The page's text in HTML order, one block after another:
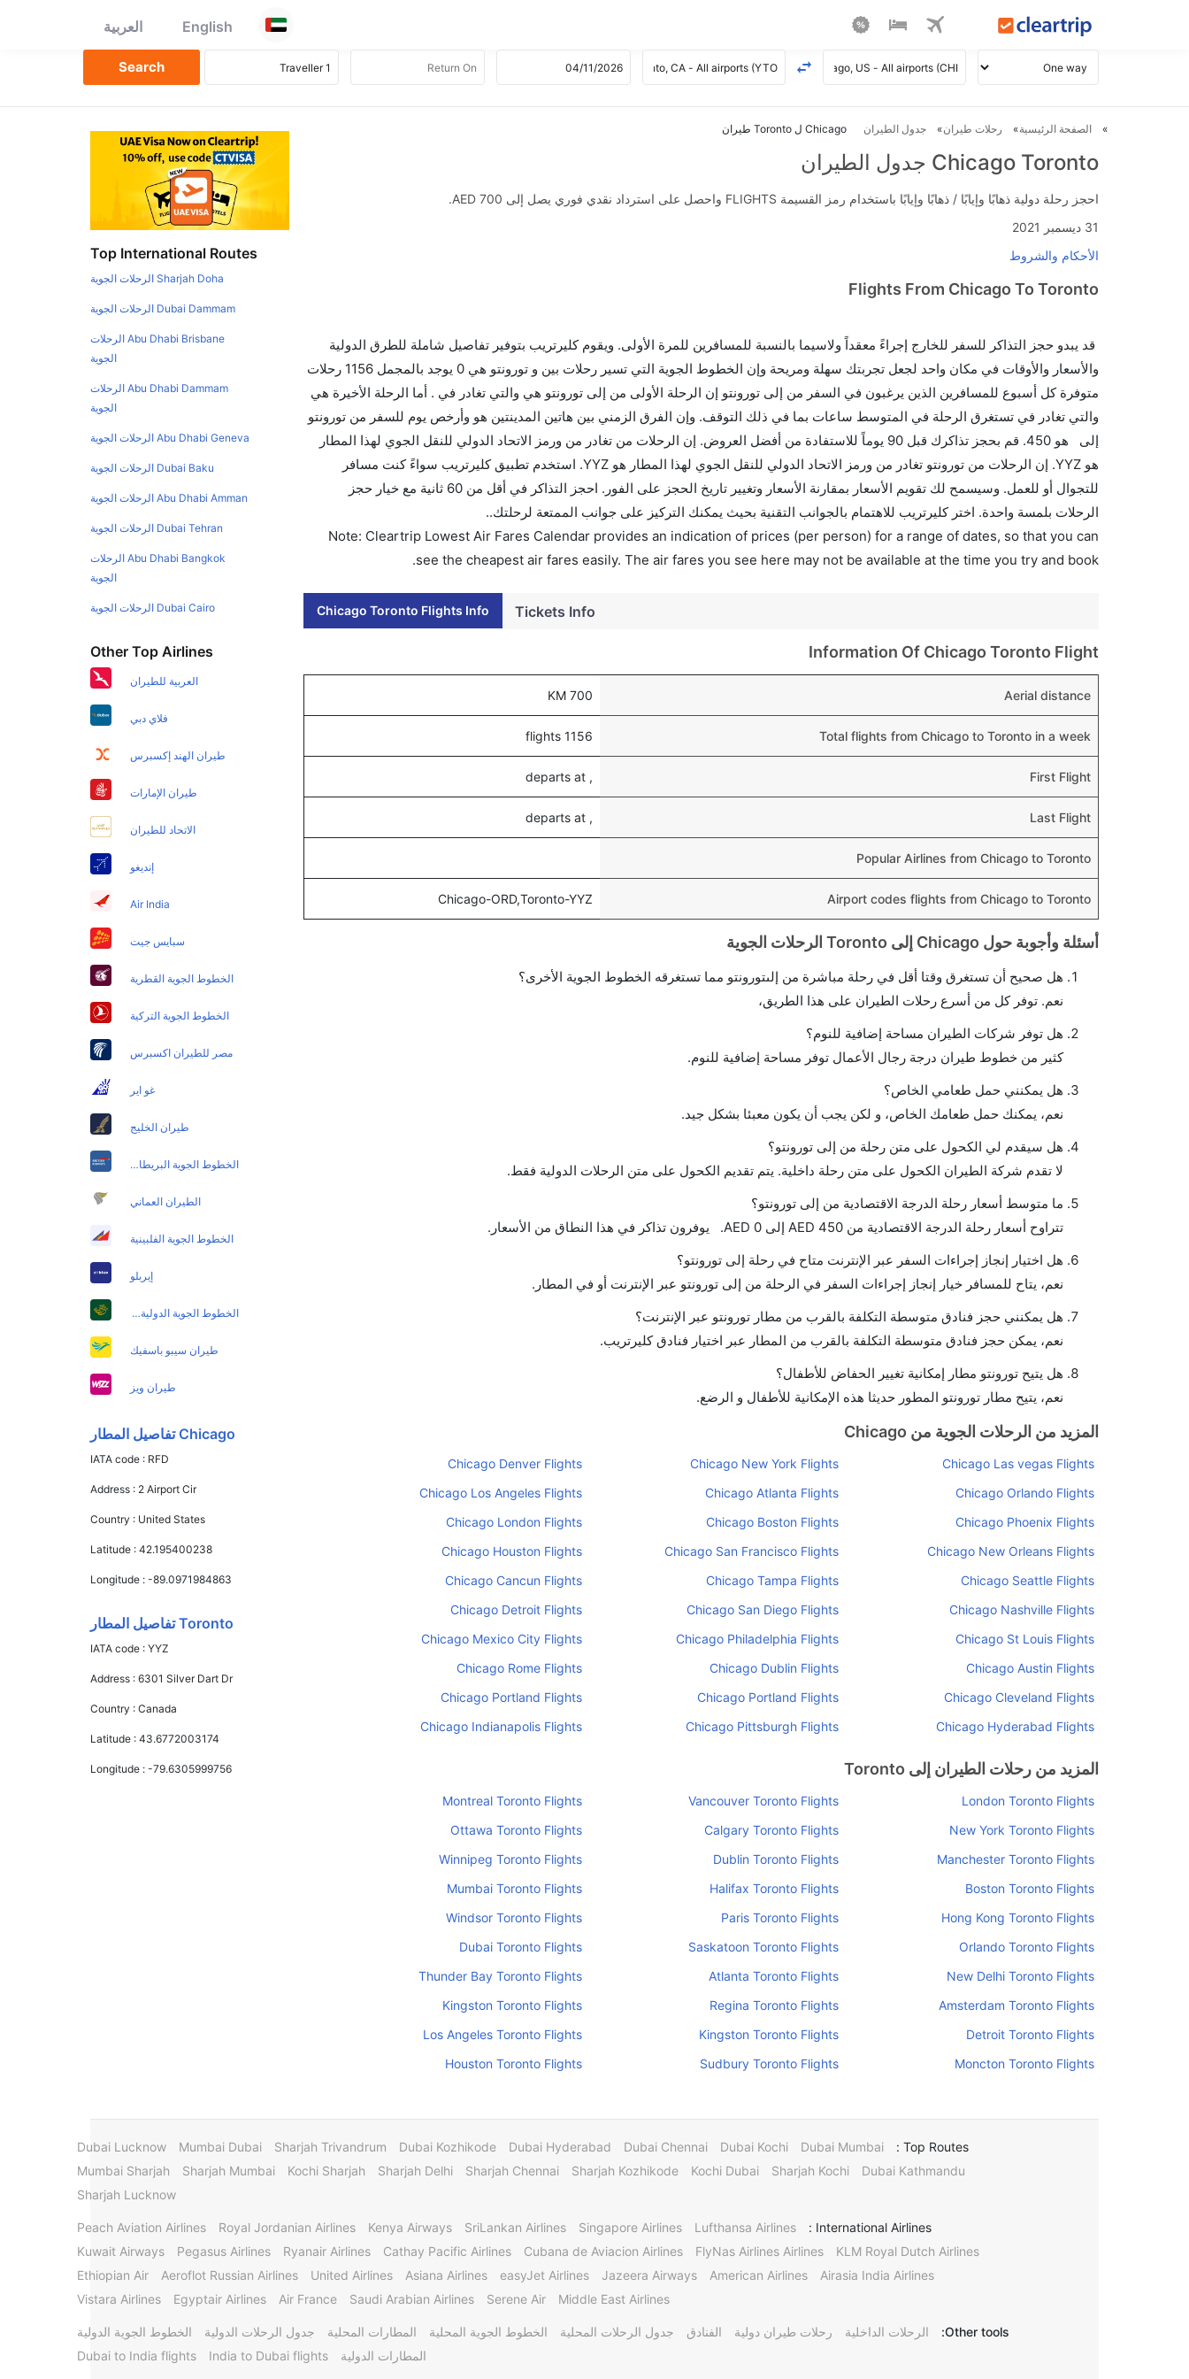
English العربية
الصفحة الرئيسية رحلات طيران جدول الطيران Chicago ل Toronto طيران
Chicago Toronto جدول الطيران
احجز رحلة دولية ذهابًا وإيابًا / ذهابًا وإيابًا باستخدام رمز القسيمة FLIGHTS واحصل على استرداد نقدي فوري يصل إلى AED 700.
31 ديسمبر 2021
الأحكام والشروط
Flights From Chicago To Toronto
قد يبدو حجز التذاكر للسفر للخارج إجراءً معقداً ولاسيما بالنسبة للمسافرين للمرة الأولى. ويقوم كليرتريب بتوفير تفاصيل شاملة للطرق الدولية
والأسعار والأوقات في مكان واحد لجعل تجربتك سهلة ومريحة وإن الخطوط الجوية التي تسير رحلات بين و تورونتو هي 0 يوجد بالمجمل 1156 رحلات
متوفرة كل أسبوع للمسافرين الذين يرغبون في السفر من إلى تورونتو إن الرحلة الأولى من إلى تورونتو هي والتي تغادر في . أما الرحلة الأخيرة هي
والتي تغادر في تستغرق الرحلة في المتوسط ساعات بما في ذلك التوقف. وإن الفرق الزمني بين هاتين المدينتين هو وأرخص يوم للسفر من تورونتو
إلى هو 450. قم بحجز تذاكرك قبل 90 يوماً للاستفادة من أفضل العروض. إن الرحلات من تغادر من ورمز الاتحاد الدولي للنقل الجوي لهذا المطار
هو YYZ. إن الرحلات من تورونتو تغادر من ورمز الاتحاد الدولي للنقل الجوي لهذا المطار هو YYZ. استخدم تطبيق كليرتريب سواءً كنت مسافر
للتجوال أو للعمل. وسيسمح لك تقويم الأسعار بمقارنة الأسعار وتغيير تاريخ الحجز على الفور. احجز التذاكر في أقل من 60 ثانية مع خيار حجز
الرحلات بلمسة واحدة. اختر كليرتريب للاهتمام بالجوانب التقنية بحيث يمكنك التركيز على جوانب الممتعة لرحلتك..
Note: Cleartrip Lowest Air Fares Calendar provides an indication of prices (per person) for a range of dates, so that you can
see the cheapest air fares easily. The air fares you see here may not be available at the time you try and book.
Chicago Toronto Flights Info Tickets Info
Information Of Chicago Toronto Flight
Aerial distance
700 KM
Total flights from Chicago to Toronto in a week
1156 flights
First Flight
, departs at
Last Flight
, departs at
Popular Airlines from Chicago to Toronto
Airport codes flights from Chicago to Toronto
Chicago-ORD,Toronto-YYZ
أسئلة وأجوبة حول Chicago إلى Toronto الرحلات الجوية
هل صحيح أن تستغرق وقتا أقل في رحلة مباشرة من إلىتورونتو مما تستغرقه الخطوط الجوية الأخرى؟
نعم. توفر كل من أسرع رحلات الطيران على هذا الطريق،
هل توفر شركات الطيران مساحة إضافية للنوم؟
كثير من خطوط طيران درجة رجال الأعمال توفر مساحة إضافية للنوم.
هل يمكنني حمل طعامي الخاص؟
نعم، يمكنك حمل طعامك الخاص، و لكن يجب أن يكون معبئا بشكل جيد.
هل سيقدم لي الكحول على متن رحلة من إلى تورونتو؟
لا تقدم شركة الطيران الكحول على متن رحلة داخلية. يتم تقديم الكحول على متن الرحلات الدولية فقط.
ما متوسط أسعار رحلة الدرجة الاقتصادية من إلى تورونتو؟
تتراوح أسعار رحلة الدرجة الاقتصادية من AED 450 إلى AED 0. يوفرون تذاكر في هذا النطاق من الأسعار.
هل اختيار إنجاز إجراءات السفر عبر الإنترنت متاح في رحلة إلى تورونتو؟
نعم، يتاح للمسافر خيار إنجاز إجراءات السفر في الرحلة من إلى تورونتو عبر الإنترنت أو في المطار.
هل يمكنني حجز فنادق متوسطة التكلفة بالقرب من مطار تورونتو عبر الإنترنت؟
نعم، يمكن حجز فنادق متوسطة التكلفة بالقرب من المطار عبر اختيار فنادق كليرتريب.
هل يتيح تورونتو مطار إمكانية تغيير الحفاض للأطفال؟
نعم، يتيح مطار تورونتو المطور حديثا هذه الإمكانية للأطفال و الرضع.
المزيد من الرحلات الجوية من Chicago
Chicago Las vegas Flights
Chicago New York Flights
Chicago Denver Flights
Chicago Orlando Flights
Chicago Atlanta Flights
Chicago Los Angeles Flights
Chicago Phoenix Flights
Chicago Boston Flights
Chicago London Flights
Chicago New Orleans Flights
Chicago San Francisco Flights
Chicago Houston Flights
Chicago Seattle Flights
Chicago Tampa Flights
Chicago Cancun Flights
Chicago Nashville Flights
Chicago San Diego Flights
Chicago Detroit Flights
Chicago St Louis Flights
Chicago Philadelphia Flights
Chicago Mexico City Flights
Chicago Austin Flights
Chicago Dublin Flights
Chicago Rome Flights
Chicago Cleveland Flights
Chicago Portland Flights
Chicago Portland Flights
Chicago Hyderabad Flights
Chicago Pittsburgh Flights
Chicago Indianapolis Flights
المزيد من رحلات الطيران إلى Toronto
London Toronto Flights
Vancouver Toronto Flights
Montreal Toronto Flights
New York Toronto Flights
Calgary Toronto Flights
Ottawa Toronto Flights
Manchester Toronto Flights
Dublin Toronto Flights
Winnipeg Toronto Flights
Boston Toronto Flights
Halifax Toronto Flights
Mumbai Toronto Flights
Hong Kong Toronto Flights
Paris Toronto Flights
Windsor Toronto Flights
Orlando Toronto Flights
Saskatoon Toronto Flights
Dubai Toronto Flights
New Delhi Toronto Flights
Atlanta Toronto Flights
Thunder Bay Toronto Flights
Amsterdam Toronto Flights
Regina Toronto Flights
Kingston Toronto Flights
Detroit Toronto Flights
Kingston Toronto Flights
Los Angeles Toronto Flights
Moncton Toronto Flights
Sudbury Toronto Flights
Houston Toronto Flights
Top International Routes
Sharjah Doha الرحلات الجوية
Dubai Dammam الرحلات الجوية
Abu Dhabi Brisbane الرحلات
الجوية
Abu Dhabi Dammam الرحلات
الجوية
Abu Dhabi Geneva الرحلات الجوية
Dubai Baku الرحلات الجوية
Abu Dhabi Amman الرحلات الجوية
Dubai Tehran الرحلات الجوية
Abu Dhabi Bangkok الرحلات
الجوية
Dubai Cairo الرحلات الجوية
Other Top Airlines
العربية للطيران
فلاي دبي
طيران الهند إكسبرس
طيران الإمارات
الاتحاد للطيران
إنديغو
Air India
سبايس جيت
الخطوط الجوية القطرية
الخطوط الجوية التركية
مصر للطيران اكسبرس
غو اير
طيران الخليج
الخطوط الجوية البريطانية
الطيران العماني
الخطوط الجوية الفلبينية
إيربلو
الخطوط الجوية الدولية الباكستانية
طيران سيبو باسفيك
طيران ويز
Chicago تفاصيل المطار
IATA code : RFD
Address : 2 Airport Cir
Country : United States
Latitude :42.195400238
Longitude :-89.0971984863
Toronto تفاصيل المطار
IATA code :YYZ
Address :6301 Silver Dart Dr
Country :Canada
Latitude :43.6772003174
Longitude :-79.6305999756
Top Routes :
Dubai Mumbai
Dubai Kochi
Dubai Chennai
Dubai Hyderabad
Dubai Kozhikode
Sharjah Trivandrum
Mumbai Dubai
Dubai Lucknow
Dubai Kathmandu
Sharjah Kochi
Kochi Dubai
Sharjah Kozhikode
Sharjah Chennai
Sharjah Delhi
Kochi Sharjah
Sharjah Mumbai
Mumbai Sharjah
Sharjah Lucknow
International Airlines :
Lufthansa Airlines
Singapore Airlines
SriLankan Airlines
Kenya Airways
Royal Jordanian Airlines
Peach Aviation Airlines
KLM Royal Dutch Airlines
FlyNas Airlines Airlines
Cubana de Aviacion Airlines
Cathay Pacific Airlines
Ryanair Airlines
Pegasus Airlines
Kuwait Airways
Airasia India Airlines
American Airlines
Jazeera Airways
easyJet Airlines
Asiana Airlines
United Airlines
Aeroflot Russian Airlines
Ethiopian Air
Middle East Airlines
Serene Air
Saudi Arabian Airlines
Air France
Egyptair Airlines
Vistara Airlines
Other tools: الرحلات الداخلية رحلات طيران دولية الفنادق جدول الرحلات المحلية الخطوط الجوية المحلية المطارات المحلية جدول الرحلات الدولية
الخطوط الجوية الدولية
المطارات الدولية
India to Dubai flights
Dubai to India flights